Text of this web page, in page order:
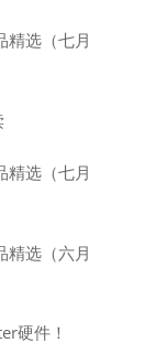
选（七月
选（七月
选（六月
硬件！